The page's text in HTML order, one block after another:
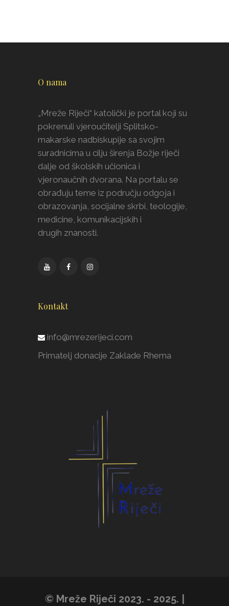
O nama
„Mreže Riječi“ katolički je portal koji su
pokrenuli vjeroučitelji Splitsko-
makarske nadbiskupije sa svojim
suradnicima u cilju širenja Božje riječi
dalje od školskih učionica i
vjeronaučnih dvorana. Na portalu se
obrađuju teme iz području odgoja i
obrazovanja, socijalne skrbi, teologije,
medicine, komunikacijskih i
drugih znanosti.
Kontakt
info@mrezerijeci.com
Primatelj donacije Zaklade Rhema
© Mreže Riječi 2023. - 2025. |